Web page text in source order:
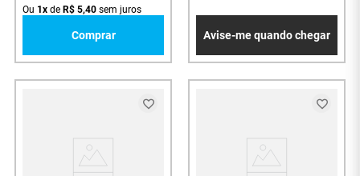
Ou 1x de R$ 5,40 sem juros
Comprar Avise-me quando chegar